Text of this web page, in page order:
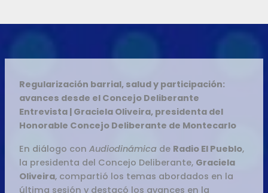
Regularización barrial, salud y participación:
avances desde el Concejo Deliberante
Entrevista | Graciela Oliveira, presidenta del
Honorable Concejo Deliberante de Montecarlo
En diálogo conAudiodinámica de Radio El Pueblo,
la presidenta del Concejo Deliberante, Graciela
Oliveira, compartió los temas abordados en la
última sesión y destacó los avances en la